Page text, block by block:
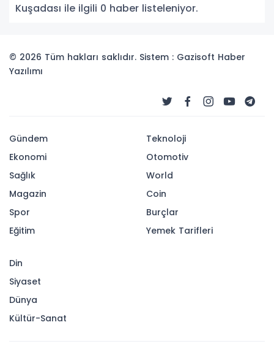
Kuşadası ile ilgili 0 haber listeleniyor.
© 2026 Tüm hakları saklıdır. Sistem : Gazisoft Haber
Yazılımı
Gündem
Ekonomi
Sağlık
Magazin
Spor
Eğitim
Teknoloji
Otomotiv
World
Coin
Burçlar
Yemek Tarifleri
Din
Siyaset
Dünya
Kültür-Sanat